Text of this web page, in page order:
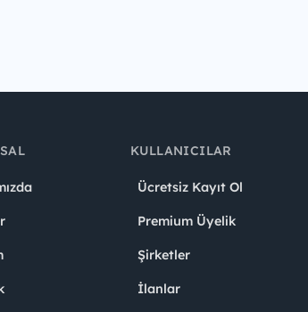
KULLANICILAR
Ücretsiz Kayıt Ol
Premium Üyelik
Şirketler
İlanlar